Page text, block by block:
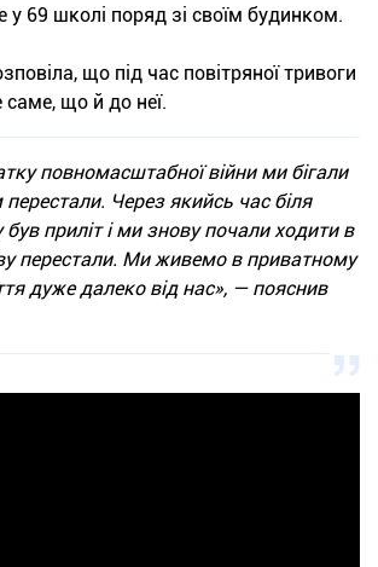
69 школі поряд зі своїм будинком.
що під час повітряної тривоги
саме, що й до неї.
повномасштабної війни ми бігали
перестали. Через якийсь час біля
приліт і ми знову почали ходити в
перестали. Ми живемо в приватному
дуже далеко від нас», — пояснив